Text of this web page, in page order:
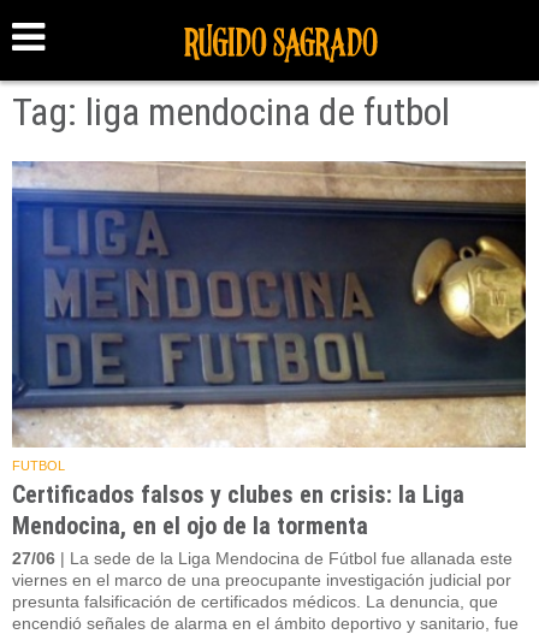
Tag: liga mendocina de futbol
FUTBOL
Certificados falsos y clubes en crisis: la Liga
Mendocina, en el ojo de la tormenta
27/06 | La sede de la Liga Mendocina de Fútbol fue allanada este
viernes en el marco de una preocupante investigación judicial por
presunta falsificación de certificados médicos. La denuncia, que
encendió señales de alarma en el ámbito deportivo y sanitario, fue